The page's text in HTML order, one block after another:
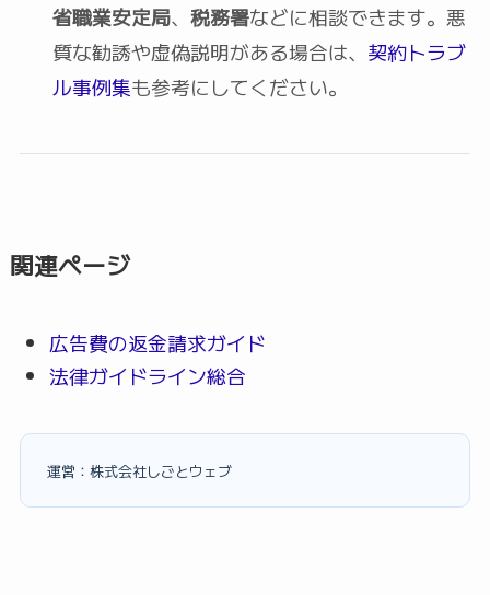
省職業安定局、 税務署などに相談できます。悪
質な勧誘や虚偽説明がある場合は、 契約トラブ
ル事例集も参考にしてください。
関連ページ
広告費の返金請求ガイド
法律ガイドライン総合
運営：株式会社しごとウェブ